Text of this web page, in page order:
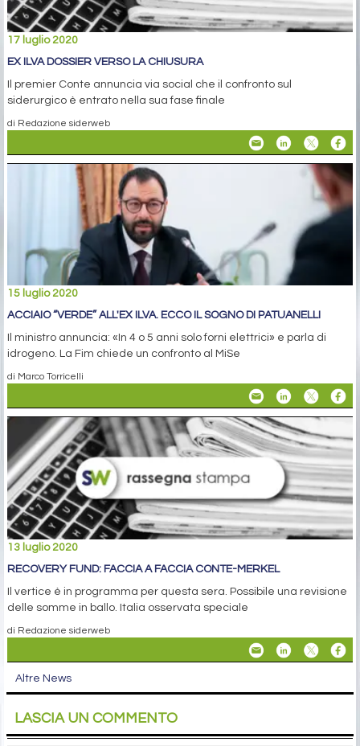
17 luglio 2020
EX ILVA DOSSIER VERSO LA CHIUSURA
Il premier Conte annuncia via social che il confronto sul
siderurgico è entrato nella sua fase finale
di Redazione siderweb
15 luglio 2020
ACCIAIO “VERDE” ALL'EX ILVA. ECCO IL SOGNO DI PATUANELLI
Il ministro annuncia: «In 4 o 5 anni solo forni elettrici» e parla di
idrogeno. La Fim chiede un confronto al MiSe
di Marco Torricelli
13 luglio 2020
RECOVERY FUND: FACCIA A FACCIA CONTE-MERKEL
Il vertice è in programma per questa sera. Possibile una revisione
delle somme in ballo. Italia osservata speciale
di Redazione siderweb
Altre News
LASCIA UN COMMENTO